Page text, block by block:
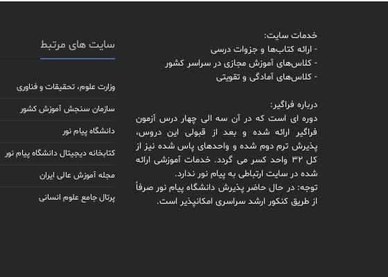
خدمات سایت:
- ارائه کتاب‌ها و جزوات درسی
- کلاس‌های آموزش مجازی در سراسر کشور
- کلاس‌های آمادگی و تقویتی
درباره فراگیر:
دوره ای است که در آن سه الی چهار درس آزمون
فراگیر ارائه شده و بعد از قبولی این دروس،
پذیرش ترم دوم شده و واحدهای پاس شده نیز از
کل 32 واحد کسر می گردد. خدمات آموزشی ارائه
شده در سایت ارتباطی به پیام نور ندارد.
توجه: در حال حاضر پذیرش دانشگاه پیام نور صرفاً
از طریق کنکور ارشد سراسری امکانپذیر است.
سایت های مرتبط
وزارت علوم، تحقیقات و فناوری
سازمان سنجش آموزش کشور
دانشگاه پیام نور
کتابخانه دیجیتال دانشگاه پیام نور
مجله آموزش عالی ایران
پرتال جامع علوم انسانی